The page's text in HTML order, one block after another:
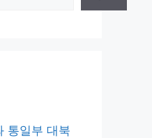
통일부 대북